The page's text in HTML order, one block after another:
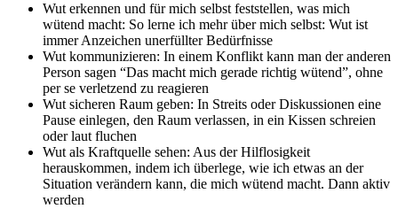
Wut erkennen und für mich selbst feststellen, was mich
wütend macht: So lerne ich mehr über mich selbst: Wut ist
immer Anzeichen unerfüllter Bedürfnisse
Wut kommunizieren: In einem Konflikt kann man der anderen
Person sagen “Das macht mich gerade richtig wütend”, ohne
per se verletzend zu reagieren
Wut sicheren Raum geben: In Streits oder Diskussionen eine
Pause einlegen, den Raum verlassen, in ein Kissen schreien
oder laut fluchen
Wut als Kraftquelle sehen: Aus der Hilflosigkeit
herauskommen, indem ich überlege, wie ich etwas an der
Situation verändern kann, die mich wütend macht. Dann aktiv
werden